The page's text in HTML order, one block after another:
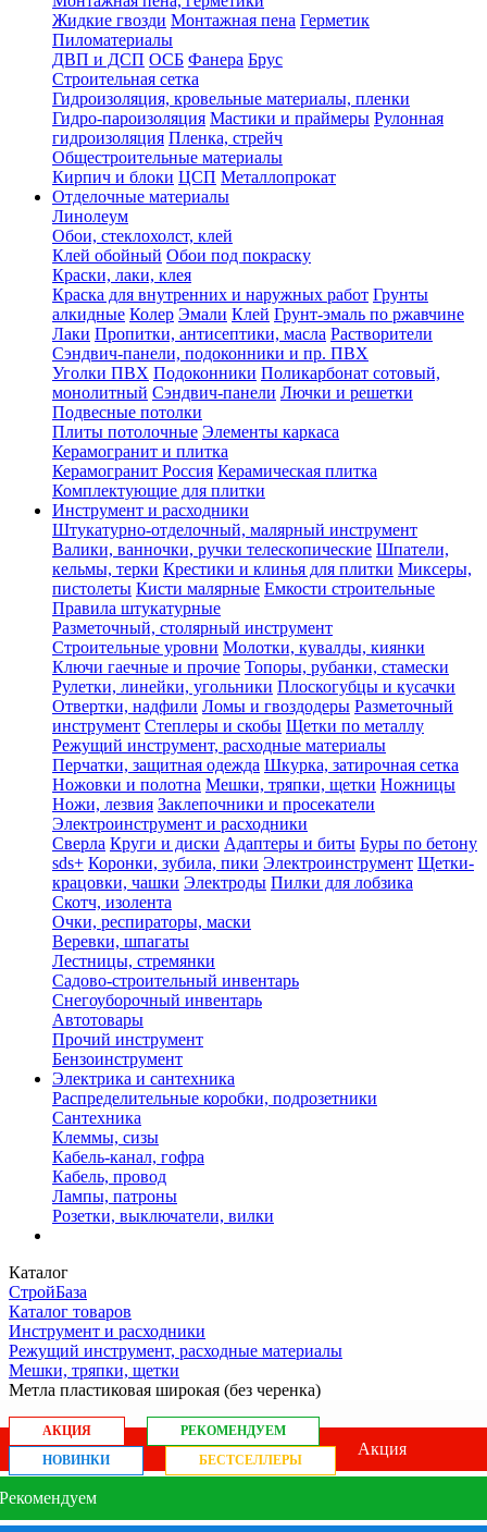
Жидкие гвозди Монтажная пена Герметик
Пиломатериалы
ДВП и ДСП ОСБ Фанера Брус
Строительная сетка
Гидроизоляция, кровельные материалы, пленки
Гидро-пароизоляция Мастики и праймеры Рулонная
гидроизоляция Пленка, стрейч
Общестроительные материалы
Кирпич и блоки ЦСП Металлопрокат
Отделочные материалы
Линолеум
Обои, стеклохолст, клей
Клей обойный Обои под покраску
Краски, лаки, клея
Краска для внутренних и наружных работ Грунты
алкидные Колер Эмали Клей Грунт-эмаль по ржавчине
Лаки Пропитки, антисептики, масла Растворители
Сэндвич-панели, подоконники и пр. ПВХ
Уголки ПВХ Подоконники Поликарбонат сотовый,
монолитный Сэндвич-панели Лючки и решетки
Подвесные потолки
Плиты потолочные Элементы каркаса
Керамогранит и плитка
Керамогранит Россия Керамическая плитка
Комплектующие для плитки
Инструмент и расходники
Штукатурно-отделочный, малярный инструмент
Валики, ванночки, ручки телескопические Шпатели,
кельмы, терки Крестики и клинья для плитки Миксеры,
пистолеты Кисти малярные Емкости строительные
Правила штукатурные
Разметочный, столярный инструмент
Строительные уровни Молотки, кувалды, киянки
Ключи гаечные и прочие Топоры, рубанки, стамески
Рулетки, линейки, угольники Плоскогубцы и кусачки
Отвертки, надфили Ломы и гвоздодеры Разметочный
инструмент Степлеры и скобы Щетки по металлу
Режущий инструмент, расходные материалы
Перчатки, защитная одежда Шкурка, затирочная сетка
Ножовки и полотна Мешки, тряпки, щетки Ножницы
Ножи, лезвия Заклепочники и просекатели
Электроинструмент и расходники
Сверла Круги и диски Адаптеры и биты Буры по бетону
sds+ Коронки, зубила, пики Электроинструмент Щетки-
крацовки, чашки Электроды Пилки для лобзика
Скотч, изолента
Очки, респираторы, маски
Веревки, шпагаты
Лестницы, стремянки
Садово-строительный инвентарь
Снегоуборочный инвентарь
Автотовары
Прочий инструмент
Бензоинструмент
Электрика и сантехника
Распределительные коробки, подрозетники
Сантехника
Клеммы, сизы
Кабель-канал, гофра
Кабель, провод
Лампы, патроны
Розетки, выключатели, вилки
Каталог
СтройБаза
Каталог товаров
Инструмент и расходники
Режущий инструмент, расходные материалы
Мешки, тряпки, щетки
Метла пластиковая широкая (без черенка)
АКЦИЯ
РЕКОМЕНДУЕМ
НОВИНКИ
БЕСТСЕЛЛЕРЫ
Акция
Рекомендуем